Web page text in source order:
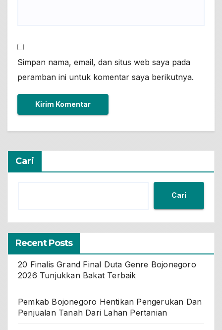
Simpan nama, email, dan situs web saya pada
peramban ini untuk komentar saya berikutnya.
Cari
Cari
Recent Posts
20 Finalis Grand Final Duta Genre Bojonegoro
2026 Tunjukkan Bakat Terbaik
Pemkab Bojonegoro Hentikan Pengerukan Dan
Penjualan Tanah Dari Lahan Pertanian